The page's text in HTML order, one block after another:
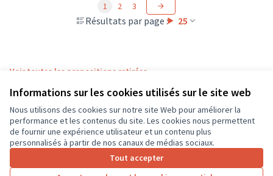
Informations sur les cookies utilisés sur le site web
Nous utilisons des cookies sur notre site Web pour améliorer la
performance et les contenus du site. Les cookies nous permettent
de fournir une expérience utilisateur et un contenu plus
personnalisés à partir de nos canaux de médias sociaux.
Tout accepter
Résultats par page : 25
1 2 3
Voir toutes les propositions retirées
Conditions d'utilisation
Paramètres des cookies
CD37 sur X
(Lien externe)
CD37 sur Facebook
CD37 sur Instagram
CD37 sur YouTube
(Lien externe)